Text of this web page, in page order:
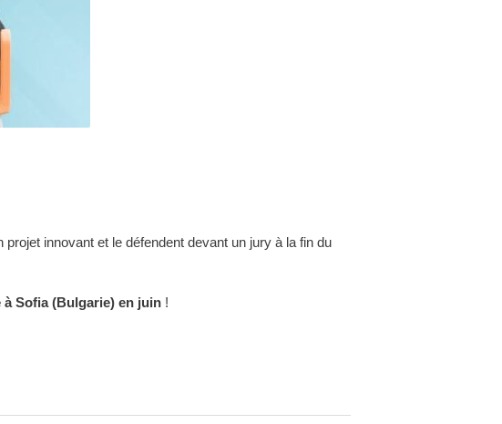
innovant et le défendent devant un jury à la fin du
Sofia (Bulgarie) en juin!